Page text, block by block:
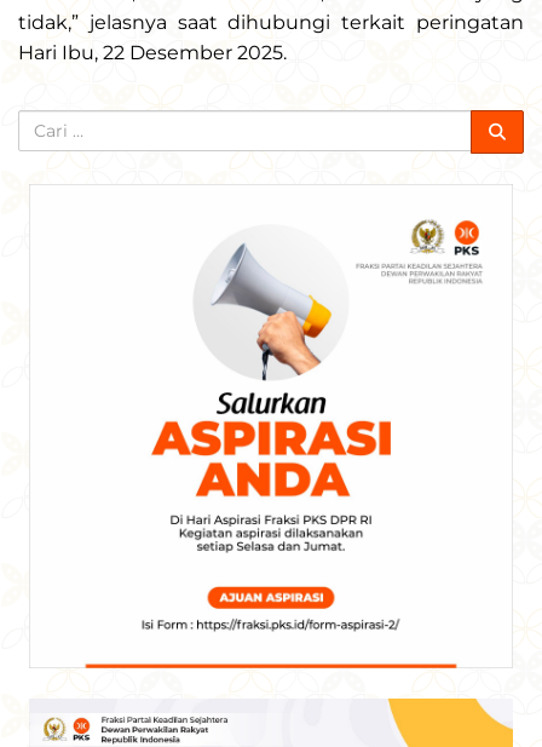
tidak,” jelasnya saat dihubungi terkait peringatan
Hari Ibu, 22 Desember 2025.